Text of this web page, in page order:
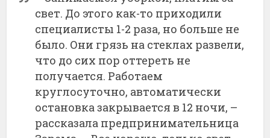
свет. До этого как-то приходили
специалисты 1-2 раза, но больше не
было. Они грязь на стеклах развели,
что до сих пор оттереть не
получается. Работаем
круглосуточно, автоматически
остановка закрывается в 12 ночи, –
рассказала предпринимательница